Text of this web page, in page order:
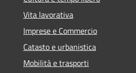
Vita lavorativa
Imprese e Commercio
Catasto e urbanistica
Mobilità e trasporti